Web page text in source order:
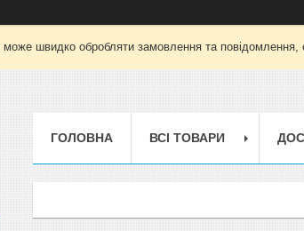
може швидко обробляти замовлення та
ГОЛОВНА ВСІ ТОВАРИ